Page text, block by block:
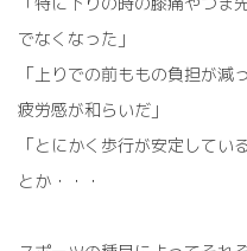
でなくなった」
「上りでの前ももの負担が減
疲労感が和らいだ」
「とにかく歩行が安定している
とか・・・